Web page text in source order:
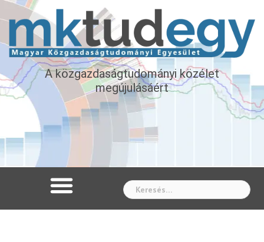
A közgazdaságtudományi közélet
megújulásáért